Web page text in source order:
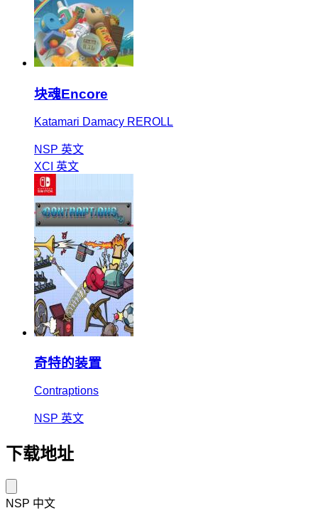
块魂Encore
Katamari Damacy REROLL
NSP 英文
XCI 英文
奇特的装置
Contraptions
NSP 英文
下载地址
NSP 中文